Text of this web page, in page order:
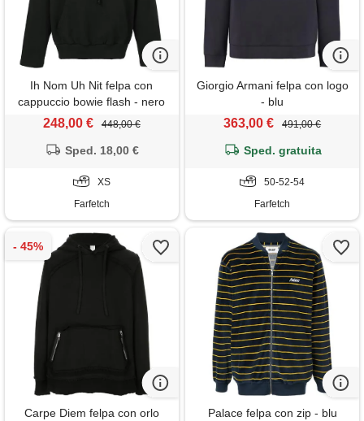
Ih Nom Uh Nit felpa con
cappuccio bowie flash - nero
248,00 € 448,00 €
Sped. 18,00 €
XS
Farfetch
Giorgio Armani felpa con logo
- blu
363,00 € 491,00 €
Sped. gratuita
50-52-54
Farfetch
Carpe Diem felpa con orlo
Palace felpa con zip - blu